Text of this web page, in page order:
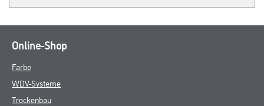
Online-Shop
Farbe
WDV-Systeme
Trockenbau